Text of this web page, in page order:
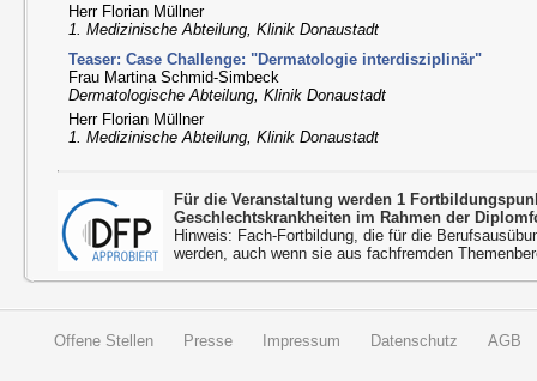
Herr Florian Müllner
1. Medizinische Abteilung, Klinik Donaustadt
Teaser: Case Challenge: "Dermatologie interdisziplinär"
Frau Martina Schmid-Simbeck
Dermatologische Abteilung, Klinik Donaustadt
Herr Florian Müllner
1. Medizinische Abteilung, Klinik Donaustadt
Für die Veranstaltung werden 1
Geschlechtskrankheiten im Rahmen der
Hinweis: Fach-Fortbildung, die für die
werden, auch wenn sie aus fachfremden
Offene Stellen Presse Impressum Datenschutz AGB